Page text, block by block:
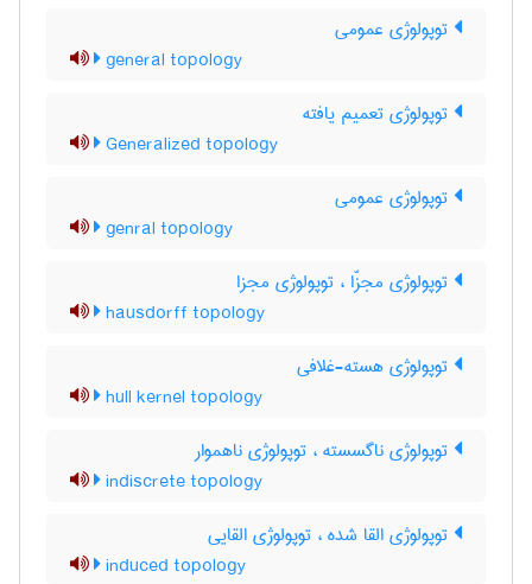
توپولوژی عمومی
general topology
توپولوژی تعمیم یافته
Generalized topology
توپولوژی عمومی
genral topology
توپولوژی مجزّا ، توپولوژی مجزا
hausdorff topology
توپولوژی هسته-غلافی
hull kernel topology
توپولوژی ناگسسته ، توپولوژی ناهموار
indiscrete topology
توپولوژی القا شده ، توپولوژی القایی
induced topology